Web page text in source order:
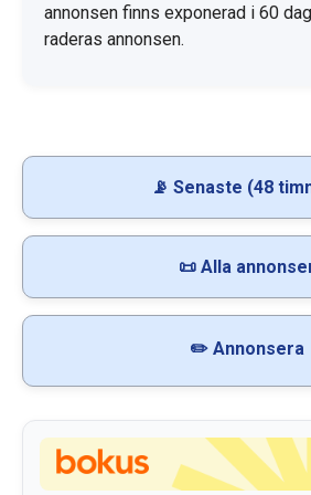
annonsen finns exponerad i 60
raderas annonsen.
📡 Senaste (48
📜 Alla
✏️ Annonsera